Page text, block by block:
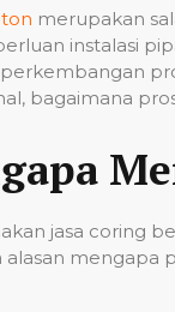
merupakan
instalasi
bagaimana
jasa coring
alasan mengapa